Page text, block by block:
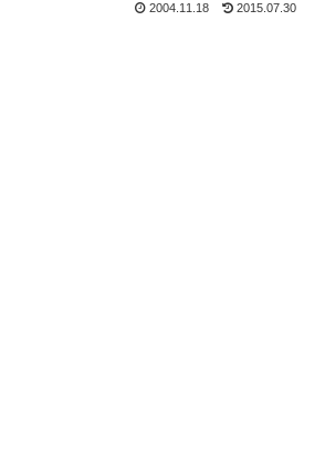
2004.11.18 2015.07.30